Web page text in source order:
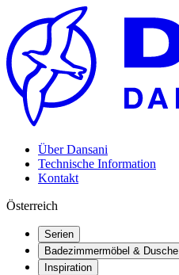
Über Dansani
Technische Information
Kontakt
Österreich
Serien
Badezimmermöbel & Dusche
Inspiration